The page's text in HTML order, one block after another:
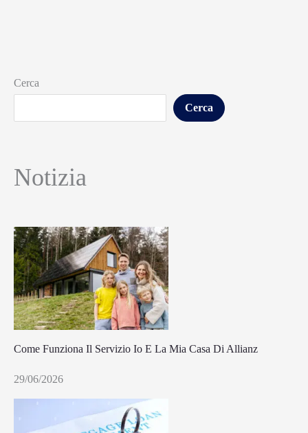
Cerca
Cerca
Notizia
Come Funziona Il Servizio Io E La Mia Casa Di Allianz
29/06/2026